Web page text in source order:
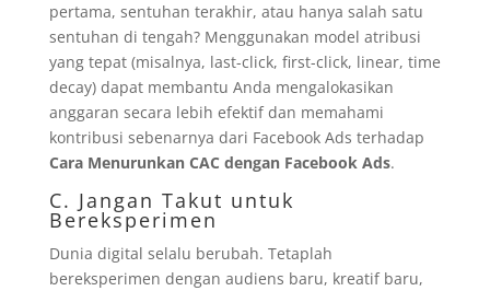
pertama, sentuhan terakhir, atau hanya salah satu
sentuhan di tengah? Menggunakan model atribusi
yang tepat (misalnya, last-click, first-click, linear, time
decay) dapat membantu Anda mengalokasikan
anggaran secara lebih efektif dan memahami
kontribusi sebenarnya dari Facebook Ads terhadap
Cara Menurunkan CAC dengan Facebook Ads.
C. Jangan Takut untuk
Bereksperimen
Dunia digital selalu berubah. Tetaplah
bereksperimen dengan audiens baru, kreatif baru,